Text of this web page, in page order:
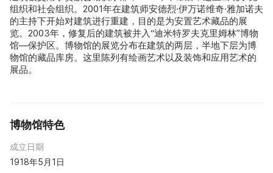
组织和社会组织。2001年在建筑师安德烈·伊万诺维奇·雅加诺夫
的主持下开始对建筑进行重建，目的是为安置艺术藏品的展
览。2003年，修复后的建筑被并入“迪米特罗夫克里姆林”博物
馆—保护区。博物馆的展览分布在建筑的两层，半地下层为博
物馆的藏品库房。这里陈列有绘画艺术以及装饰和应用艺术的
展品。
博物馆特色
成立日期
1918年5月1日